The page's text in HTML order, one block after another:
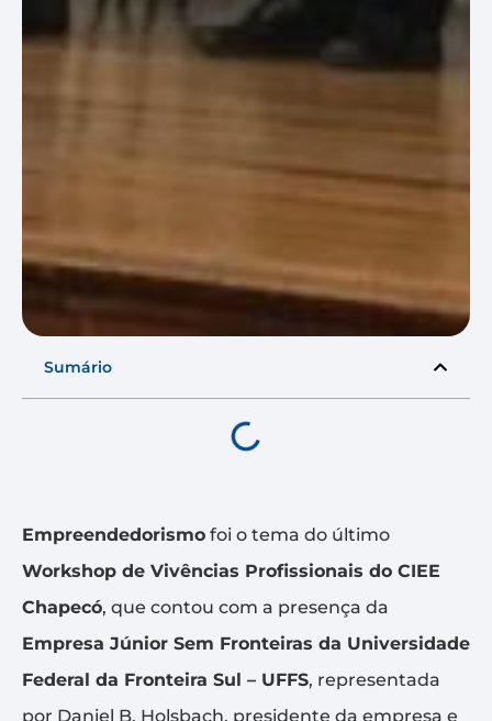
Sumário
Empreendedorismo foi o tema do último
Workshop de Vivências Profissionais do CIEE
Chapecó, que contou com a presença da
Empresa Júnior Sem Fronteiras da Universidade
Federal da Fronteira Sul – UFFS, representada
por Daniel B. Holsbach, presidente da empresa e